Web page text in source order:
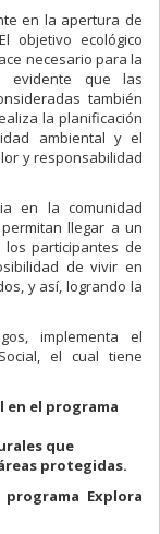
en la apertura de
objetivo ecológico
necesario para la
evidente que las
también
la planificación
ambiental y el
y responsabilidad
en la comunidad
llegar a un
participantes de
de vivir en
y así, logrando la
implementa el
el cual tiene
en el programa
que
protegidas.
Explora